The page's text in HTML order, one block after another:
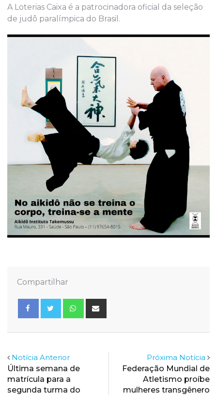
A Loterias Caixa é a patrocinadora oficial da seleção
de judô paralímpica do Brasil.
Compartilhar
Whatsapp
Notícia Anterior
Última semana de
matrícula para a
segunda turma do
Próxima Notícia
Federação Mundial de
Atletismo proíbe
mulheres transgênero